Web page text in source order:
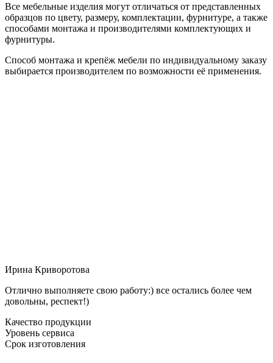
Все мебельные изделия могут отличаться от представленных
образцов по цвету, размеру, комплектации, фурнитуре, а также
способами монтажа и производителями комплектующих и
фурнитуры.
Способ монтажа и крепёж мебели по индивидуальному заказу
выбирается производителем по возможности её применения.
Ирина Криворотова
Отлично выполняете свою работу:) все остались более чем
довольны, респект!)
Качество продукции
Уровень сервиса
Срок изготовления